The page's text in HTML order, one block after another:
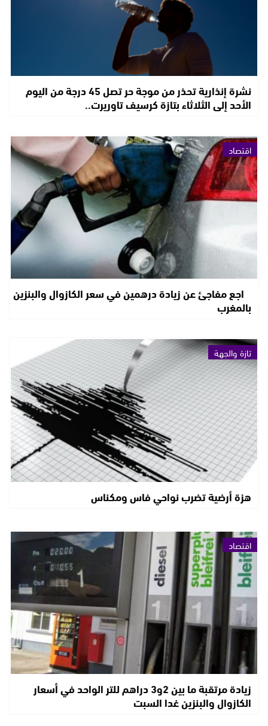
نشرة إنذارية تحذر من موجة حر تصل 45 درجة من اليوم
الأحد إلى الثلاثاء بتازة كرسيف تاوريرت..
اقتصاد
تراجع مفاجئ عن زيادة درهمين في سعر الكازوال والبنزين
بالمغرب
تازة والجهة
هزة أرضية تضرب نواحي فاس ومكناس
اقتصاد
زيادة مرتقبة ما بين 2و3 دراهم للتر الواحد في أسعار
الكازوال والبنزين غدا السبت